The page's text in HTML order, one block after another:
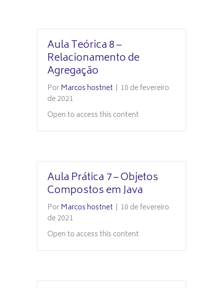
Aula Teórica 8 –
Relacionamento de
Agregação
PorMarcos hostnet | 10 de fevereiro
de 2021
Open to access this content
Aula Prática 7 – Objetos
Compostos em Java
PorMarcos hostnet | 10 de fevereiro
de 2021
Open to access this content